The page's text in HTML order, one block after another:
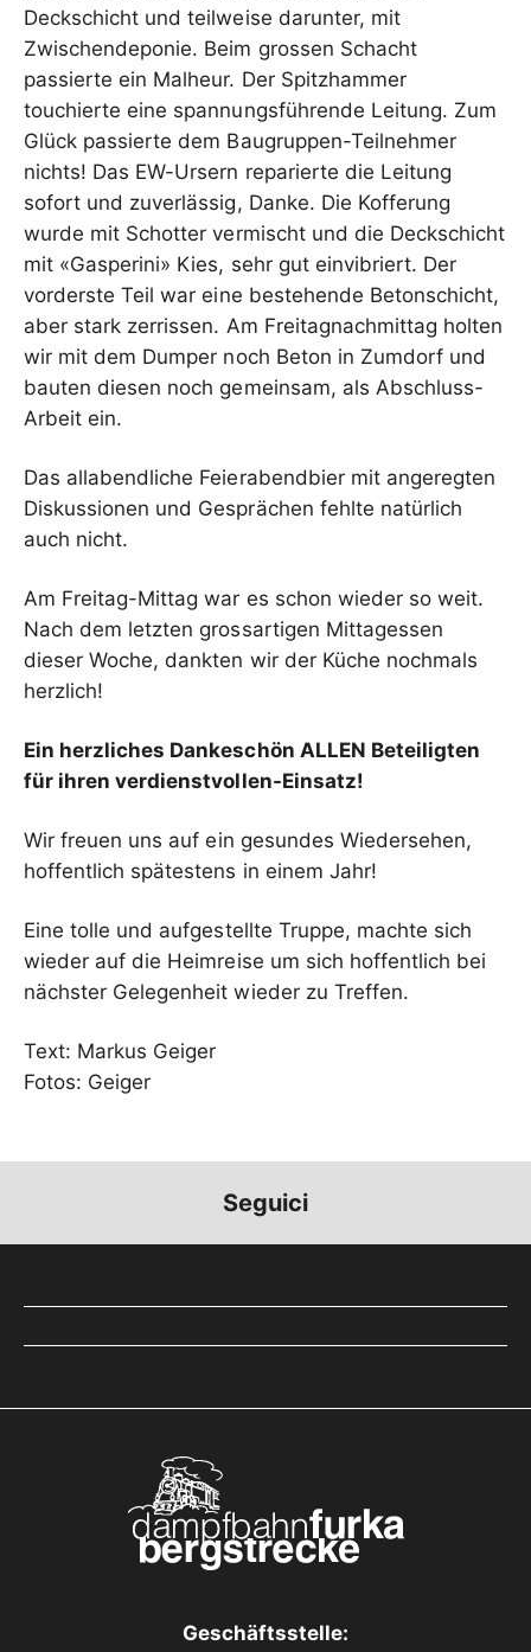
Deckschicht und teilweise darunter, mit
Zwischendeponie. Beim grossen Schacht
passierte ein Malheur. Der Spitzhammer
touchierte eine spannungsführende Leitung. Zum
Glück passierte dem Baugruppen-Teilnehmer
nichts! Das EW-Ursern reparierte die Leitung
sofort und zuverlässig, Danke. Die Kofferung
wurde mit Schotter vermischt und die Deckschicht
mit «Gasperini» Kies, sehr gut einvibriert. Der
vorderste Teil war eine bestehende Betonschicht,
aber stark zerrissen. Am Freitagnachmittag holten
wir mit dem Dumper noch Beton in Zumdorf und
bauten diesen noch gemeinsam, als Abschluss-
Arbeit ein.
Das allabendliche Feierabendbier mit angeregten
Diskussionen und Gesprächen fehlte natürlich
auch nicht.
Am Freitag-Mittag war es schon wieder so weit.
Nach dem letzten grossartigen Mittagessen
dieser Woche, dankten wir der Küche nochmals
herzlich!
Ein herzliches Dankeschön ALLEN Beteiligten
für ihren verdienstvollen-Einsatz!
Wir freuen uns auf ein gesundes Wiedersehen,
hoffentlich spätestens in einem Jahr!
Eine tolle und aufgestellte Truppe, machte sich
wieder auf die Heimreise um sich hoffentlich bei
nächster Gelegenheit wieder zu Treffen.
Text: Markus Geiger
Fotos: Geiger
Seguici
Geschäftsstelle: